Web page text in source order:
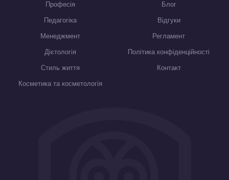
Професія
Педагогіка
Менеджмент
Дієтологія
Стиль життя
Косметика та косметологія
Блог
Відгуки
Регламент
Політика конфіденційності
Контакт